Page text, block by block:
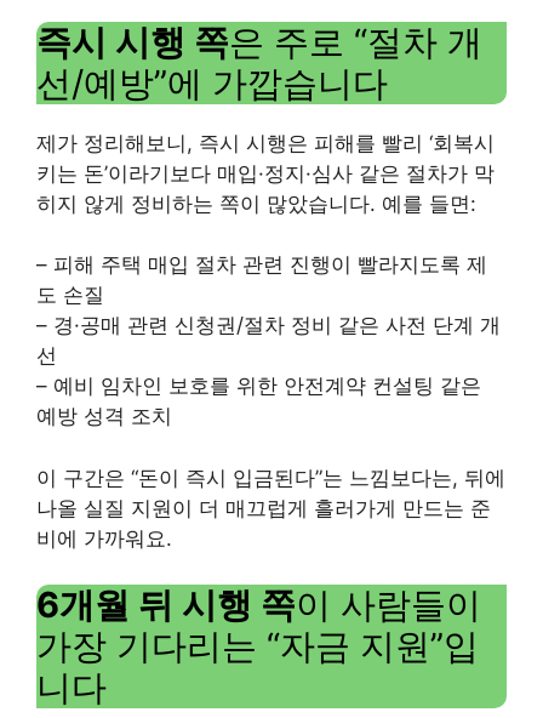
즉시 시행 쪽은 주로 “절차 개
선/예방”에 가깝습니다
제가 정리해보니, 즉시 시행은 피해를 빨리 ‘회복시
키는 돈’이라기보다 매입·정지·심사 같은 절차가 막
히지 않게 정비하는 쪽이 많았습니다. 예를 들면:
– 피해 주택 매입 절차 관련 진행이 빨라지도록 제
도 손질
– 경·공매 관련 신청권/절차 정비 같은 사전 단계 개
선
– 예비 임차인 보호를 위한 안전계약 컨설팅 같은
예방 성격 조치
이 구간은 “돈이 즉시 입금된다”는 느낌보다는, 뒤에
나올 실질 지원이 더 매끄럽게 흘러가게 만드는 준
비에 가까워요.
6개월 뒤 시행 쪽이 사람들이
가장 기다리는 “자금 지원”입
니다